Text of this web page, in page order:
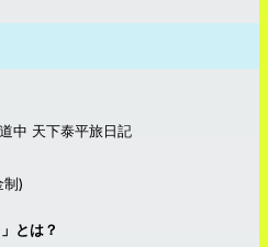
中 天下泰平旅日記
制)
とは？